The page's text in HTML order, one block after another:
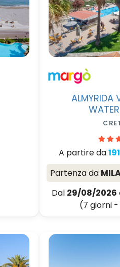
ALMYRIDA
A partire da
Partenza da
Dal 29/08/2026
(7 giorni